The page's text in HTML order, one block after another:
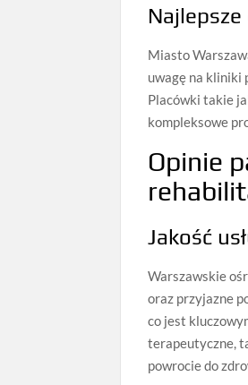
Miasto
uwagę na kliniki
Placówki takie
kompleksowe
Opinie
Jakość
Warszawskie
oraz przyjazne
co jest
terapeutyczne,
powrocie do